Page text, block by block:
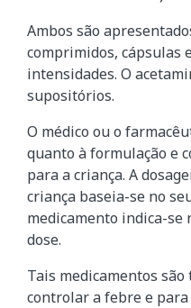
Ambos são
comprimidos, cápsulas
intensidades. O
supositórios.
O médico ou o
quanto à formulação e
para a criança. A
criança baseia-se no
medicamento indica-se
dose.
Tais medicamentos
controlar a febre e